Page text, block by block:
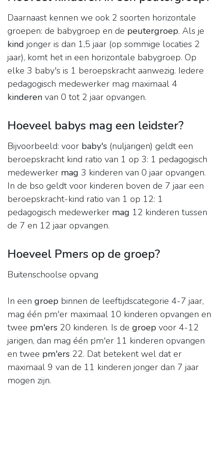
Daarnaast kennen we ook 2 soorten horizontale
groepen: de babygroep en de peutergroep. Als je
kind jonger is dan 1,5 jaar (op sommige locaties 2
jaar), komt het in een horizontale babygroep. Op
elke 3 baby's is 1 beroepskracht aanwezig. Iedere
pedagogisch medewerker mag maximaal 4
kinderen van 0 tot 2 jaar opvangen.
Hoeveel babys mag een leidster?
Bijvoorbeeld: voor baby's (nuljarigen) geldt een
beroepskracht kind ratio van 1 op 3: 1 pedagogisch
medewerker mag 3 kinderen van 0 jaar opvangen.
In de bso geldt voor kinderen boven de 7 jaar een
beroepskracht-kind ratio van 1 op 12: 1
pedagogisch medewerker mag 12 kinderen tussen
de 7 en 12 jaar opvangen.
Hoeveel Pmers op de groep?
Buitenschoolse opvang
In een groep binnen de leeftijdscategorie 4-7 jaar,
mag één pm'er maximaal 10 kinderen opvangen en
twee pm'ers 20 kinderen. Is de groep voor 4-12
jarigen, dan mag één pm'er 11 kinderen opvangen
en twee pm'ers 22. Dat betekent wel dat er
maximaal 9 van de 11 kinderen jonger dan 7 jaar
mogen zijn.